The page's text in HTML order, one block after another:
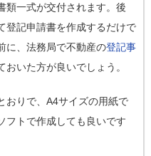
類一式が交付されます。後
登記申請書を作成するだけで
に、法務局で不動産の登記事
おいた方が良いでしょう。
おりで、A4サイズの用紙で
フトで作成しても良いです